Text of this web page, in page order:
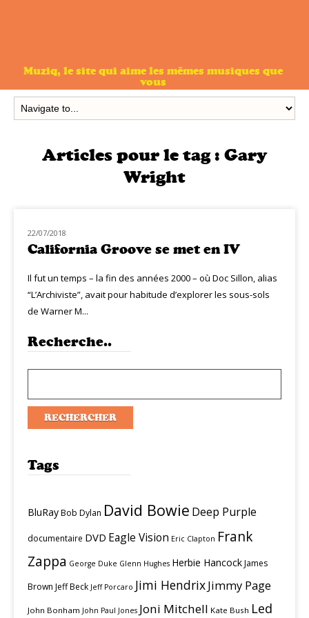
Muziq, le site qui aime les mêmes musiques que
vous
Articles pour le tag : Gary
Wright
NOUVEAUTÉS
22/07/2018
California Groove se met en IV
Il fut un temps – la fin des années 2000 – où Doc Sillon, alias
“L’Archiviste”, avait pour habitude d’explorer les sous-sols
de Warner M...
Recherche..
Tags
BluRayBob Dylan David Bowie Deep Purple
documentaire DVD Eagle Vision Eric Clapton Frank
Zappa George Duke Glenn Hughes Herbie HancockJames
Brown Jeff Beck Jeff Porcaro Jimi HendrixJimmy Page
John Bonham John Paul Jones Joni Mitchell Kate Bush Led